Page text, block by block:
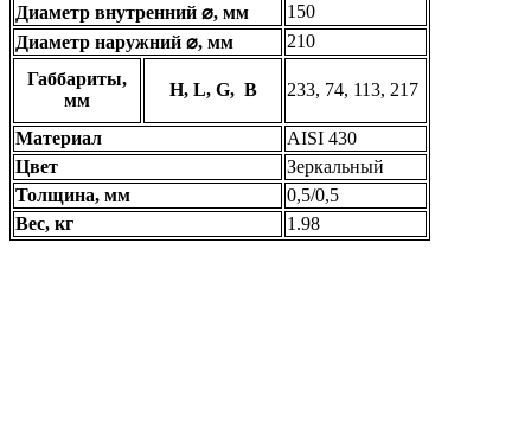
Диаметр внутренний ⌀, мм
150
Диаметр наружний ⌀, мм
210
Габбариты,
мм
H, L, G, B 233, 74, 113, 217
Материал
AISI 430
Цвет
Зеркальный
Толщина, мм
0,5/0,5
Вес, кг
1.98